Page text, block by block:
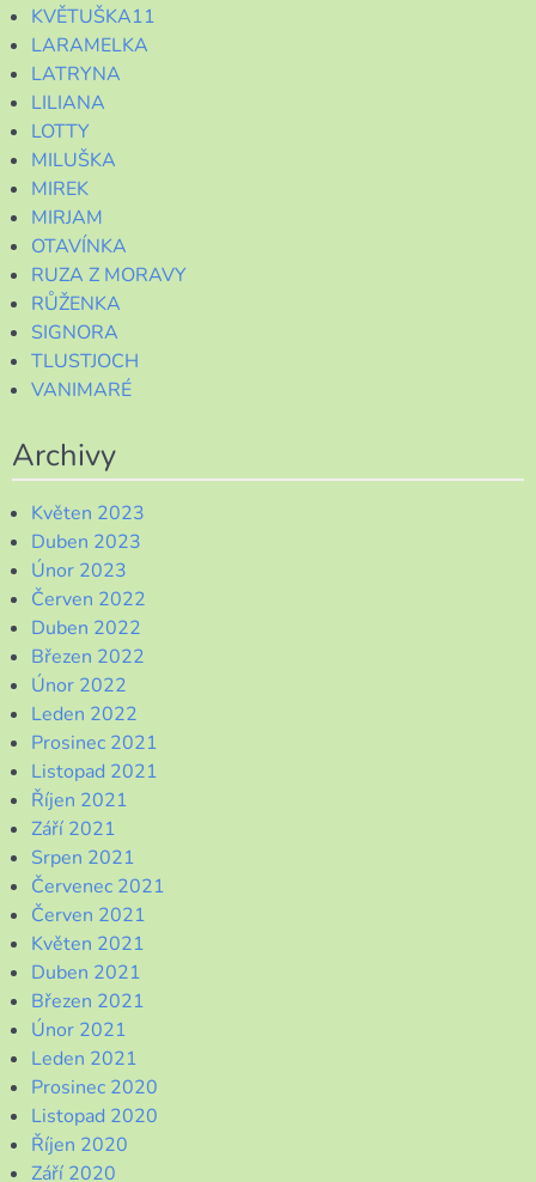
KVĚTUŠKA11
LARAMELKA
LATRYNA
LILIANA
LOTTY
MILUŠKA
MIREK
MIRJAM
OTAVÍNKA
RUZA Z MORAVY
RŮŽENKA
SIGNORA
TLUSTJOCH
VANIMARÉ
Archivy
Květen 2023
Duben 2023
Únor 2023
Červen 2022
Duben 2022
Březen 2022
Únor 2022
Leden 2022
Prosinec 2021
Listopad 2021
Říjen 2021
Září 2021
Srpen 2021
Červenec 2021
Červen 2021
Květen 2021
Duben 2021
Březen 2021
Únor 2021
Leden 2021
Prosinec 2020
Listopad 2020
Říjen 2020
Září 2020